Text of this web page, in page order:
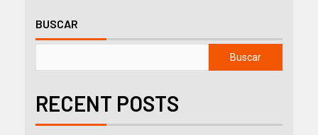
BUSCAR
Buscar
RECENT POSTS